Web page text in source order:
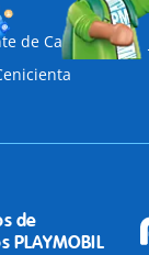
de Campanilla
de
PLAYMOBIL